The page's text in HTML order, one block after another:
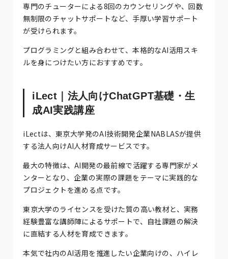
専門のチューターによる8回のカウンセリングや、回数
無制限のチャットサポートなど、手厚い学習サポート
が受けられます。
プログラミングと組み合わせて、本格的なAI活用スキ
ルを身につけたい方におすすめです。
iLect｜法人向けChatGPT基礎・生
成AI実践講座
iLectは、東京大学発のAI技術開発企業NABLASが提供
する法人向けAI人材育成サービスです。
最大の特徴は、AI開発の最前線で活躍する専門家がメ
ンターとなり、企業の実際の課題をテーマに実践的な
プロジェクトを進める点です。
東京大学のライセンスを受けた質の高い教材と、実務
経験豊富な講師陣によるサポートで、自社課題の解決
に直結する人材を育成できます。
本気で社内のAI活用を推進したい企業向けの、ハイレ